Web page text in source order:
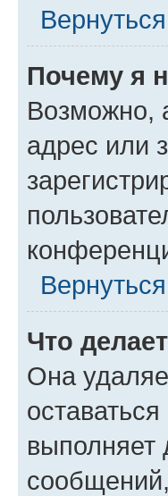
Почему я
Возможно,
адрес или
Что
Она
выполняет